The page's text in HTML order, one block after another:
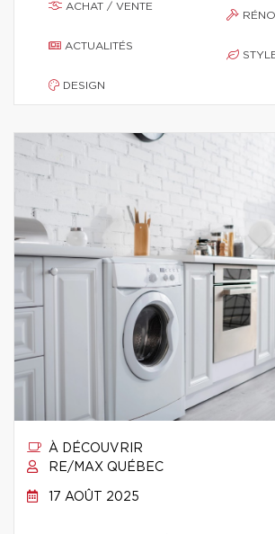
ACHAT / VENTE
ACTUALITÉS
DESIGN
À DÉCOUVRIR
RE/MAX QUÉBEC
17 AOÛT 2025